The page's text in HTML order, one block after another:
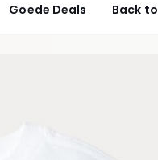
Goede Deals Back to